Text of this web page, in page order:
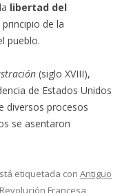
libertad del
principio de la
pueblo.
(siglo XVIII),
de Estados Unidos
diversos procesos
se asentaron
etiquetada con Antiguo
Revolución Francesa,